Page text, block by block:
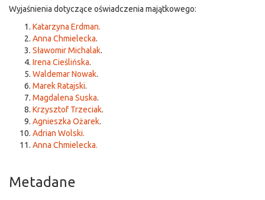
Wyjaśnienia dotyczące oświadczenia majątkowego:
Katarzyna Erdman.
Anna Chmielecka.
Sławomir Michalak.
Irena Cieślińska.
Waldemar Nowak.
Marek Ratajski.
Magdalena Suska.
Krzysztof Trzeciak.
Agnieszka Ożarek.
Adrian Wolski.
Anna Chmielecka.
Metadane